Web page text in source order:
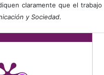
claramente que el
y Sociedad.